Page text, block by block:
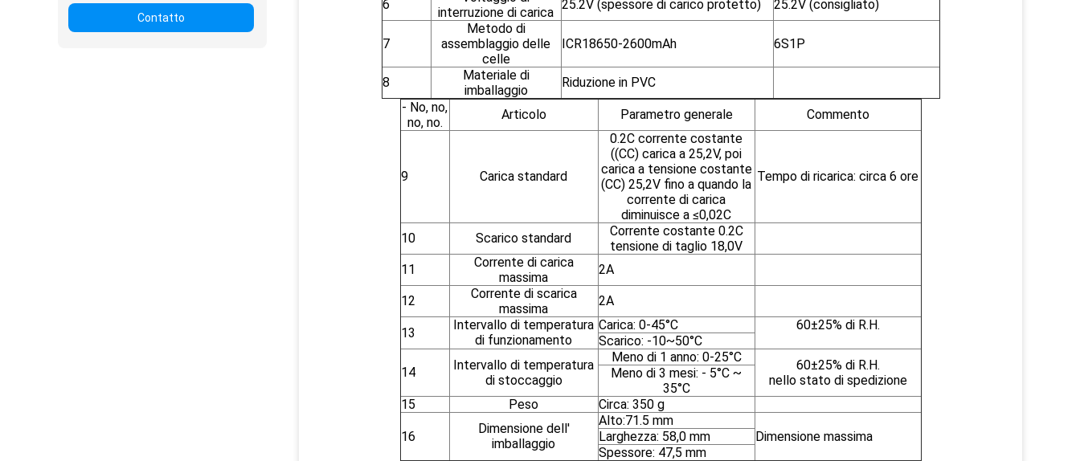
Contatto
6
interruzione di carica
25.2V (spessore di carico protetto) 25.2V (consigliato)
7
Metodo di
assemblaggio delle
celle
ICR18650-2600mAh 6S1P
8
Materiale di
imballaggio
Riduzione in PVC
- No, no,
no, no.
Articolo Parametro generale Commento
9 Carica standard
0.2C corrente costante
((CC) carica a 25,2V, poi
carica a tensione costante
(CC) 25,2V fino a quando la
corrente di carica
diminuisce a ≤0,02C
Tempo di ricarica: circa 6 ore
10 Scarico standard
Corrente costante 0.2C
tensione di taglio 18,0V
11
Corrente di carica
massima
2A
12
Corrente di scarica
massima
2A
13
Intervallo di temperatura
di funzionamento
Carica: 0-45°C
60±25% di R.H.
Scarico: -10~50°C
14
Intervallo di temperatura
di stoccaggio
Meno di 1 anno: 0-25°C
60±25% di R.H.
nello stato di spedizione
Meno di 3 mesi: - 5°C ~
35°C
15
Peso Circa: 350 g
16
Dimensione dell'
imballaggio
Alto:71.5 mm
Dimensione massima
Larghezza: 58,0 mm
Spessore: 47,5 mm